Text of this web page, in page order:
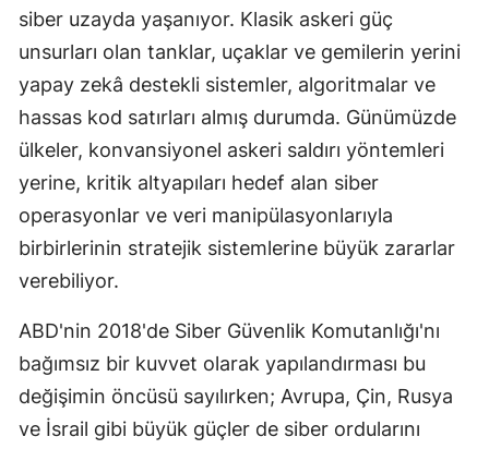
Edirne
Elazığ
Erzincan
Erzurum
Eskişehir
Gaziantep
Gümüşhane
Hakkari
Hatay
siber uzayda yaşanıyor. Klasik askeri güç
unsurları olan tanklar, uçaklar ve gemilerin yerini
yapay zekâ destekli sistemler, algoritmalar ve
hassas kod satırları almış durumda. Günümüzde
ülkeler, konvansiyonel askeri saldırı yöntemleri
yerine, kritik altyapıları hedef alan siber
operasyonlar ve veri manipülasyonlarıyla
birbirlerinin stratejik sistemlerine büyük zararlar
verebiliyor.
ABD'nin 2018'de Siber Güvenlik Komutanlığı'nı
bağımsız bir kuvvet olarak yapılandırması bu
değişimin öncüsü sayılırken; Avrupa, Çin, Rusya
ve İsrail gibi büyük güçler de siber ordularını